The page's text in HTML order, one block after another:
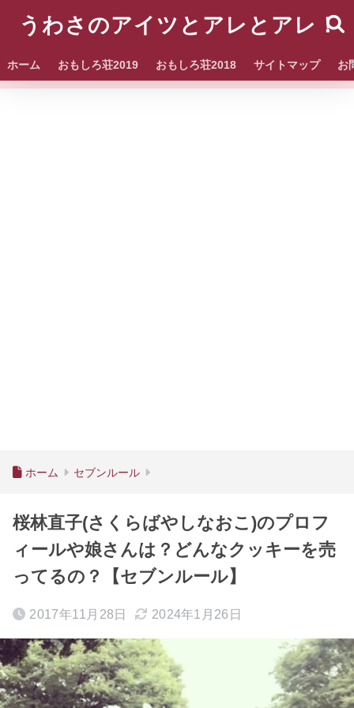
うわさのアイツとアレとアレ！
ホーム おもしろ荘2019 おもしろ荘2018 サイトマップ お
ホーム セブンルール
桜林直子(さくらばやしなおこ)のプロフ
ィールや娘さんは？どんなクッキーを売
ってるの？【セブンルール】
2017年11月28日 2024年1月26日